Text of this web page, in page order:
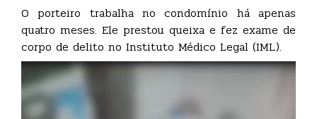
O porteiro trabalha no condomínio há apenas
quatro meses. Ele prestou queixa e fez exame de
corpo de delito no Instituto Médico Legal (IML).
Tocador
de
vídeo